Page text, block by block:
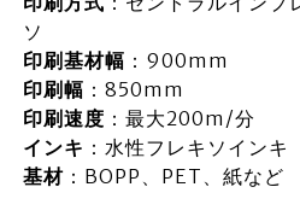
ソ
印刷基材幅 ：900mm
印刷幅 ：850mm
印刷速度 ：最大200m/分
インキ ：水性フレキソインキ
基材：BOPP、PET、紙など